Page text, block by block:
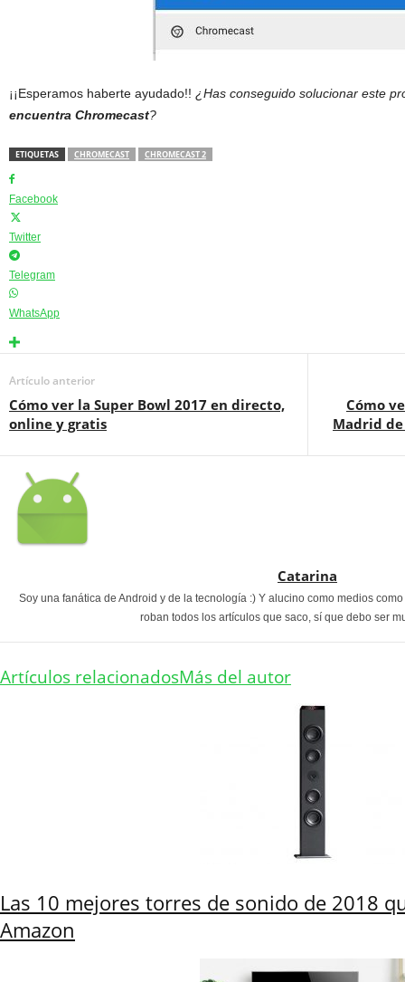
¡¡Esperamos haberte ayudado!! ¿Has conseguido solucionar este
encuentra Chromecast?
ETIQUETAS CHROMECAST CHROMECAST 2
Facebook
Twitter
Telegram
WhatsApp
Artículo anterior
Cómo ver la Super Bowl 2017 en directo,
online y gratis
Cómo
Madrid
Catarina
Soy una fanática de Android y de la tecnología :) Y alucino como medios
roban todos los artículos que saco, sí que debo ser
Artículos relacionadosMás del autor
Las 10 mejores torres de sonido de 2018
Amazon